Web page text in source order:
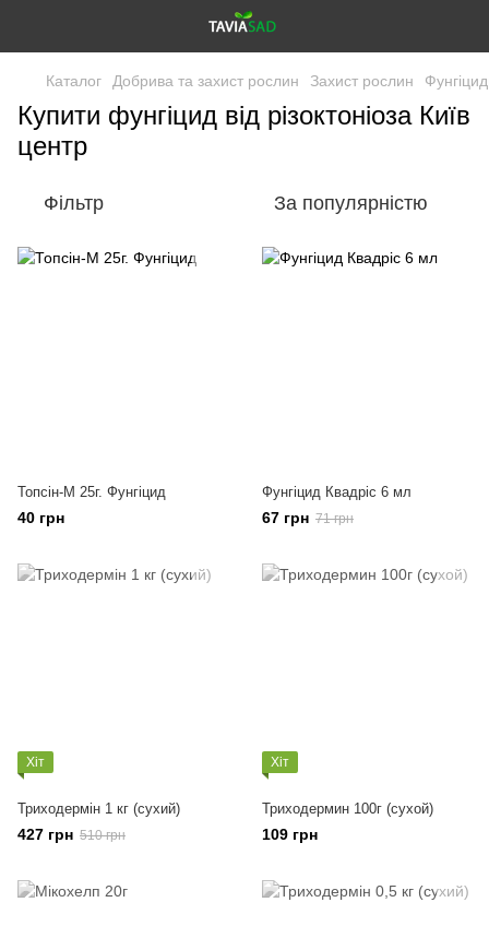
Каталог Добрива та захист рослин Захист рослин
Купити фунгіцид від різоктоніоза Київ
центр
Фільтр За популярністю
Топсін-М 25г. Фунгіцид
40 грн
Фунгіцид Квадріс 6 мл
67 грн 71 грн
Хіт
Триходермін 1 кг (сухий)
427 грн 510 грн
Хіт
Триходермин 100г (сухой)
109 грн